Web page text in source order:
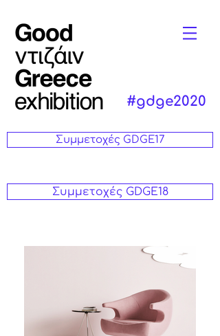
#gdge2020
Συμμετοχές GDGE17
Συμμετοχές GDGE18